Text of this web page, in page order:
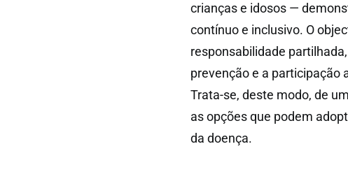
crianças e idosos —
contínuo e inclusivo. O
responsabilidade
prevenção e a participação
Trata-se, deste modo, de
as opções que podem
da doença.